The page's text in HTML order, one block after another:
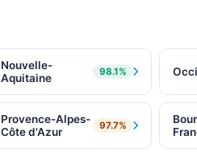
Nouvelle-
Aquitaine
98.1%
Provence-Alpes-
Côte d'Azur
97.7%